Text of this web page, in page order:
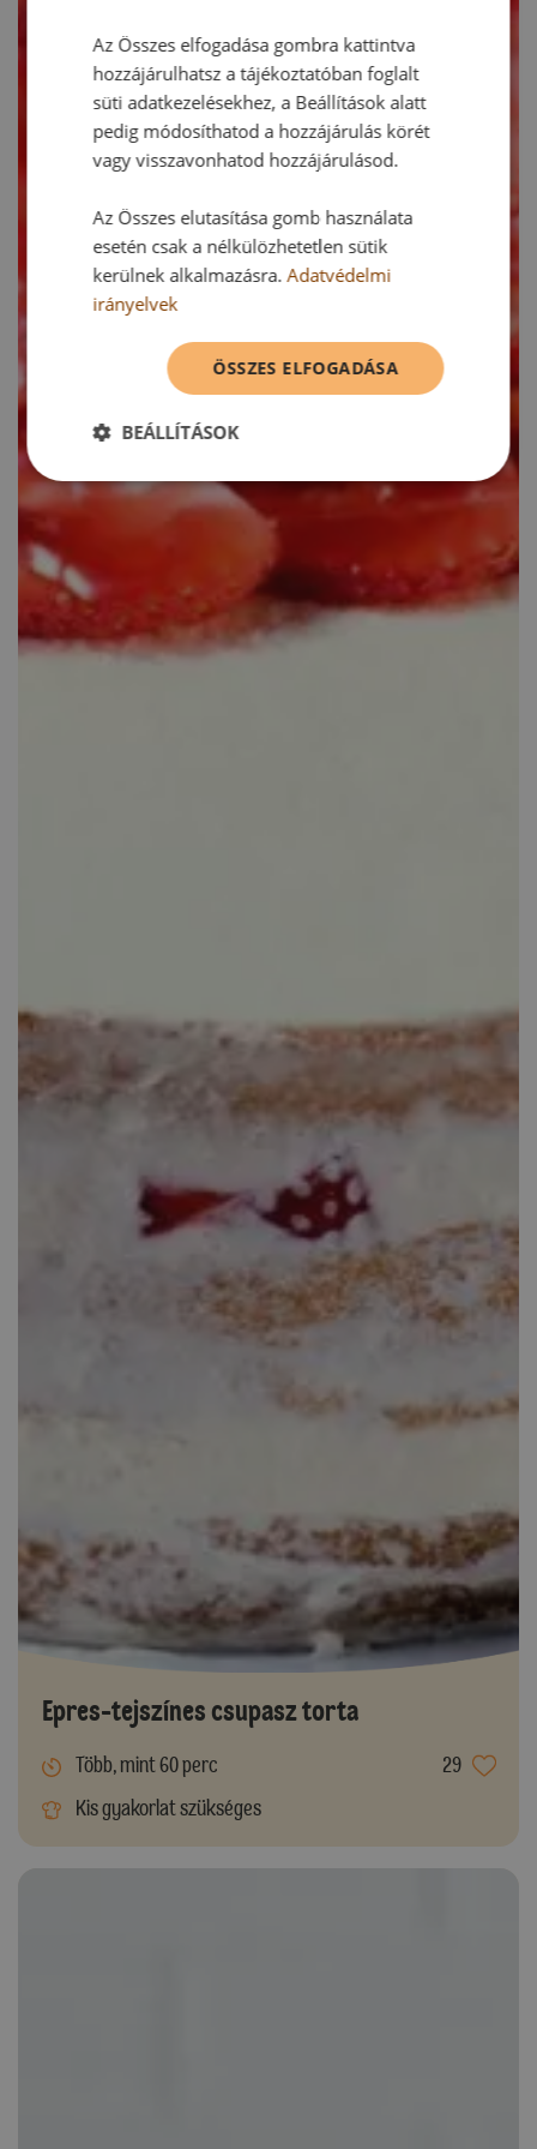
Epres-tejszínes csupasz torta
Több, mint 60 perc
29
Kis gyakorlat szükséges
Az Összes elfogadása gombra kattintva
hozzájárulhatsz a tájékoztatóban foglalt
süti adatkezelésekhez, a Beállítások alatt
pedig módosíthatod a hozzájárulás körét
vagy visszavonhatod hozzájárulásod.
Az Összes elutasítása gomb használata
esetén csak a nélkülözhetetlen sütik
kerülnek alkalmazásra.Adatvédelmi
irányelvek
ÖSSZES ELFOGADÁSA
BEÁLLÍTÁSOK